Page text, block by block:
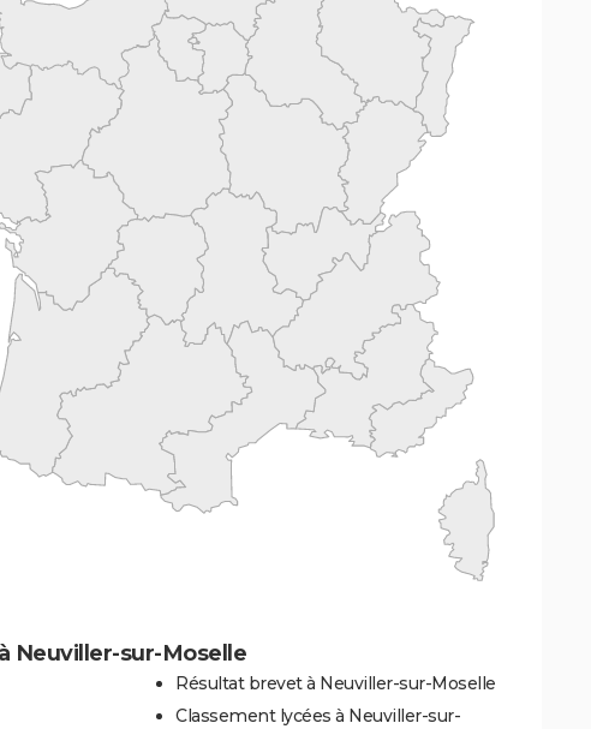
Neuviller-sur-Moselle
Résultat brevet à Neuviller-sur-Moselle
Classement lycées à Neuviller-sur-